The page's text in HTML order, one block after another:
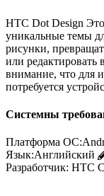
HTC Dot Design
уникальные темы
рисунки,
или
внимание, что для
потребуется
Системны
Платформа ОС:
Язык:Английский
Разработчик: HTC